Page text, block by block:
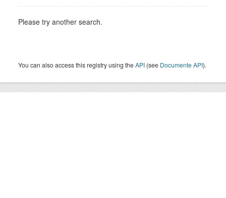
Please try another search.
You can also access this registry using theAPI (see Documente API).